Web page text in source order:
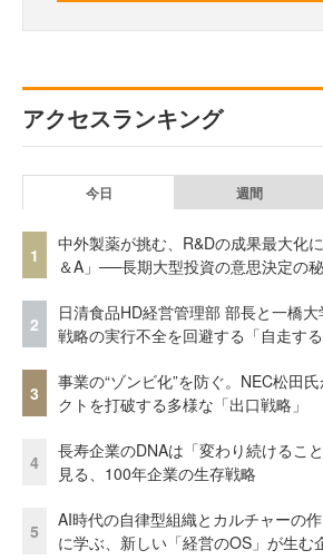
アクセスランキング
今日 週間
1
中外製薬が挑む、R&Dの成果最大化
＆A」──長期大型投資の意思決定の
2
日清食品HD経営管理部 部長と一橋大
戦略の実行不全を回避する「自走す
3
事業の“ゾンビ化”を防ぐ。NEC松田
クトを打破する多様な「出口戦略」
4
長寿企業のDNAは「変わり続けるこ
見る、100年企業の生存戦略
5
AI時代の自律型組織とカルチャーの
に学ぶ、新しい「経営のOS」が生む